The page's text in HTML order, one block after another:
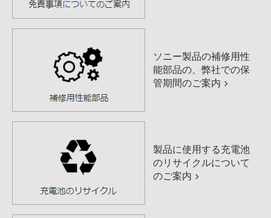
ソニー製品の補修用性
能部品の、弊社での保
管期間のご案内
製品に使用する充電池
のリサイクルについて
のご案内